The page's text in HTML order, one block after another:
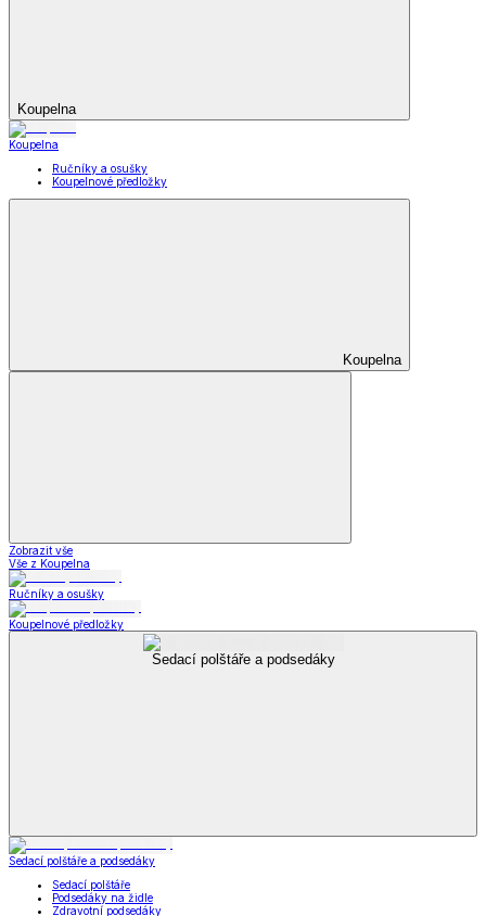
Koupelna
Koupelna
Ručníky a osušky
Koupelnové předložky
Koupelna
Zobrazit vše
Vše z Koupelna
Ručníky a osušky
Koupelnové předložky
Sedací polštáře a podsedáky
Sedací polštáře a podsedáky
Sedací polštáře
Podsedáky na židle
Zdravotní podsedáky